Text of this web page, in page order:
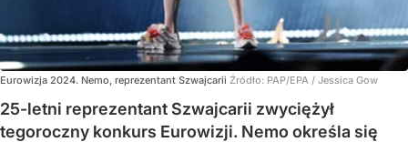
Eurowizja 2024. Nemo, reprezentant Szwajcarii Źródło: PAP/EPA / Jessica Gow
25-letni reprezentant Szwajcarii zwyciężył
tegoroczny konkurs Eurowizji. Nemo określa się